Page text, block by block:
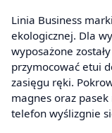
Linia Business
ekologicznej. Dla
wyposażone
przymocować etui
zasięgu ręki.
magnes oraz
telefon wyślizgnie